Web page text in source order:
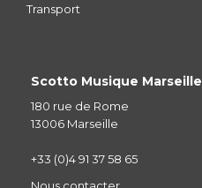
Transport
Scotto Musique Marseille
180 rue de Rome
13006 Marseille
+33 (0)4 91 37 58 65
Nous contacter